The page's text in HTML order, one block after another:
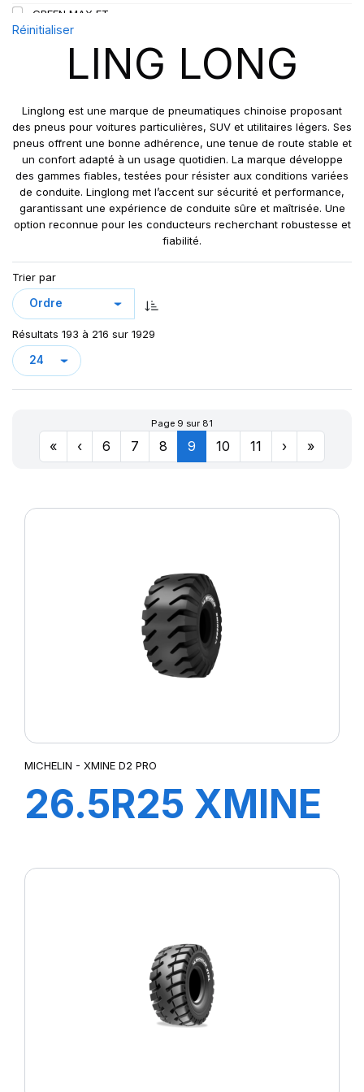
112
112/110
115
115/113
121/120
122/118
131
158/150
177
201
LL
GREEN MAX ET
GREEN MAX HP 010
GREEN MAX HP010
GREEN MAX VAN
GRIP MASTER
KCA651
LB01
LB01N**
LL25
LL 102
LL102
LLA08
LLF26
LLR666
LM11N
LMC4
LXC MASTER
Réinitialiser
LING LONG
Linglong est une marque de pneumatiques chinoise proposant
des pneus pour voitures particulières, SUV et utilitaires légers. Ses
pneus offrent une bonne adhérence, une tenue de route stable et
un confort adapté à un usage quotidien. La marque développe
des gammes fiables, testées pour résister aux conditions variées
de conduite. Linglong met l’accent sur sécurité et performance,
garantissant une expérience de conduite sûre et maîtrisée. Une
option reconnue pour les conducteurs recherchant robustesse et
fiabilité.
Trier par
Résultats 193 à 216 sur 1929
Page 9 sur 81
« ‹ 6 7 8 9 10 11 › »
MICHELIN - XMINE D2 PRO
26.5R25 XMINE